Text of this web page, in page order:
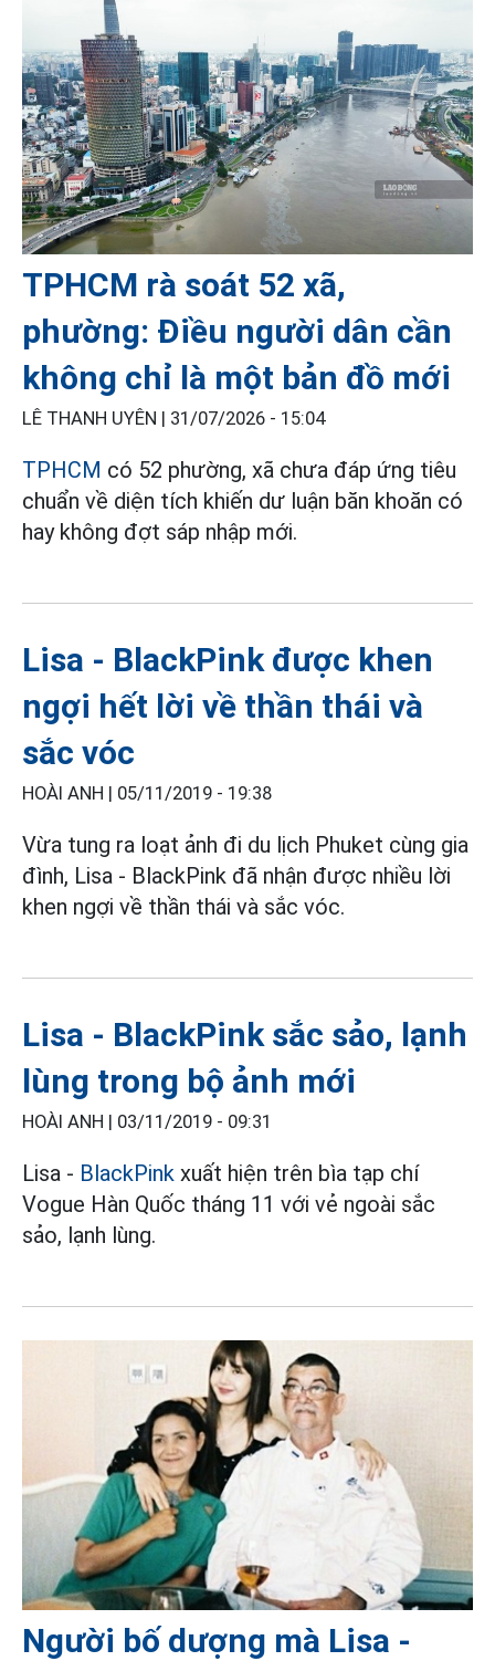
TPHCM rà soát 52 xã,
phường: Điều người dân cần
không chỉ là một bản đồ mới
LÊ THANH UYÊN | 31/07/2026 - 15:04
TPHCM có 52 phường, xã chưa đáp ứng tiêu
chuẩn về diện tích khiến dư luận băn khoăn có
hay không đợt sáp nhập mới.
Lisa - BlackPink được khen
ngợi hết lời về thần thái và
sắc vóc
HOÀI ANH | 05/11/2019 - 19:38
Vừa tung ra loạt ảnh đi du lịch Phuket cùng gia
đình, Lisa - BlackPink đã nhận được nhiều lời
khen ngợi về thần thái và sắc vóc.
Lisa - BlackPink sắc sảo, lạnh
lùng trong bộ ảnh mới
HOÀI ANH | 03/11/2019 - 09:31
Lisa - BlackPink xuất hiện trên bìa tạp chí
Vogue Hàn Quốc tháng 11 với vẻ ngoài sắc
sảo, lạnh lùng.
Người bố dượng mà Lisa -